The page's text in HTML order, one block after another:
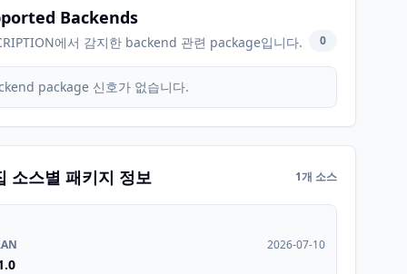
Backends
에서 감지한 backend 관련 package입니다. 0
package 신호가 없습니다.
소스별 패키지 정보 1개 소스
2026-07-10